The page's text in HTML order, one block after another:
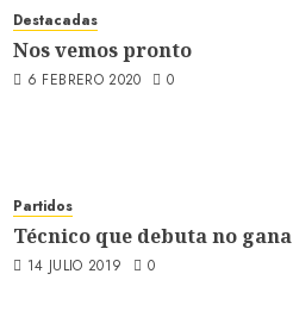
Destacadas
Nos vemos pronto
6 FEBRERO 2020 0
Partidos
Técnico que debuta no gana
14 JULIO 2019 0